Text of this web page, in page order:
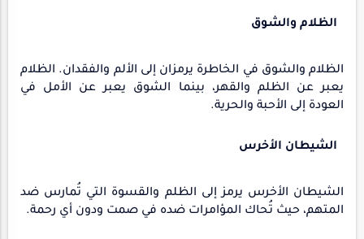
الظلام والشوق
الظلام والشوق في الخاطرة يرمزان إلى الألم والفقدان. الظلام
يعبر عن الظلم والقهر، بينما الشوق يعبر عن الأمل في
العودة إلى الأحبة والحرية.
الشيطان الأخرس
الشيطان الأخرس يرمز إلى الظلم والقسوة التي تُمارس ضد
المتهم، حيث تُحاك المؤامرات ضده في صمت ودون أي رحمة.